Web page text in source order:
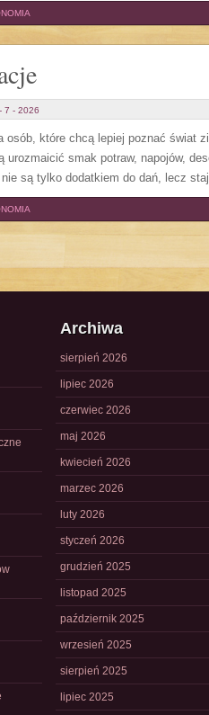
7 - 2026
osób, które chcą lepiej poznać świat
smak potraw, napojów,
są tylko dodatkiem do dań, lecz
Archiwa
sierpień 2026
lipiec 2026
czerwiec 2026
maj 2026
kwiecień 2026
marzec 2026
luty 2026
styczeń 2026
grudzień 2025
listopad 2025
październik 2025
wrzesień 2025
sierpień 2025
lipiec 2025